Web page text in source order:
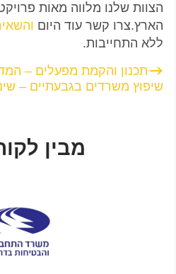
הצוות שלנו מלווה מאות
הארץ.צרו קשר עוד היום
ללא התחייבות.
תכנון והקמת מפעלים –
שיפוץ משרדים בגבעתיים –
מבין